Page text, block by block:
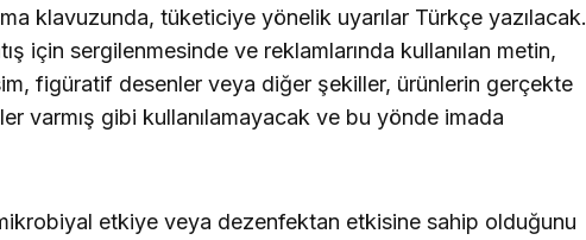
klavuzunda, tüketiciye yönelik uyarılar Türkçe yazılacak.
için sergilenmesinde ve reklamlarında kullanılan metin,
figüratif desenler veya diğer şekiller, ürünlerin gerçekte
varmış gibi kullanılamayacak ve bu yönde imada
etkiye veya dezenfektan etkisine sahip olduğunu